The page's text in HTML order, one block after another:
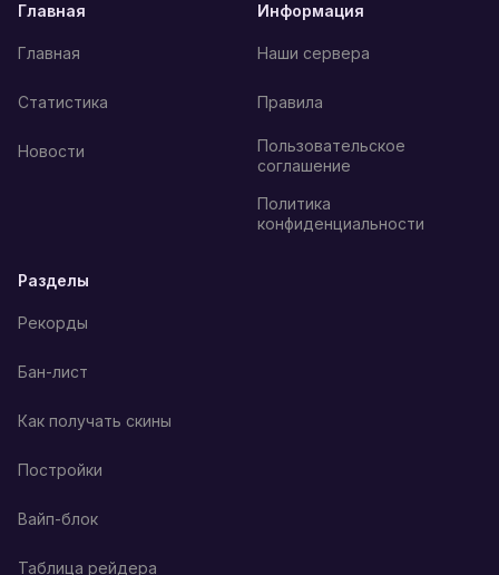
Главная
Главная
Статистика
Новости
Информация
Наши сервера
Правила
Пользовательское
соглашение
Политика
конфиденциальности
Разделы
Рекорды
Бан-лист
Как получать скины
Постройки
Вайп-блок
Таблица рейдера